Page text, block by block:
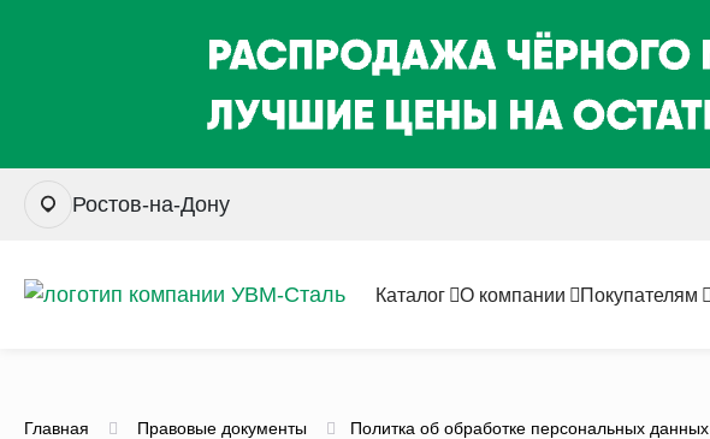
Ростов-на-Дону
Каталог О компании Покупателям
Главная Правовые документы Политка об обработке персональных данных